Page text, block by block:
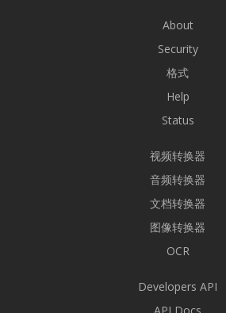
About
Security
格式
Help
Status
视频转换器
音频转换器
文档转换器
图像转换器
OCR
Developers API